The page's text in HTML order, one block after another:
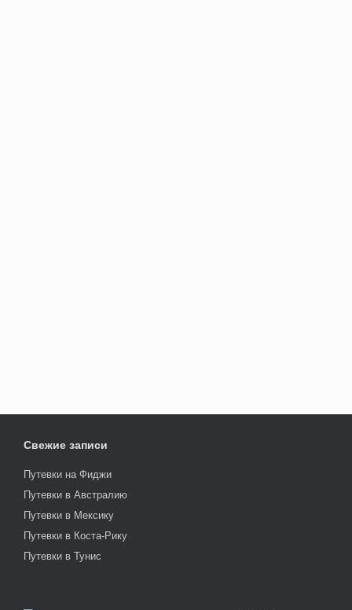
Свежие записи
Путевки на Фиджи
Путевки в Австралию
Путевки в Мексику
Путевки в Коста-Рику
Путевки в Тунис